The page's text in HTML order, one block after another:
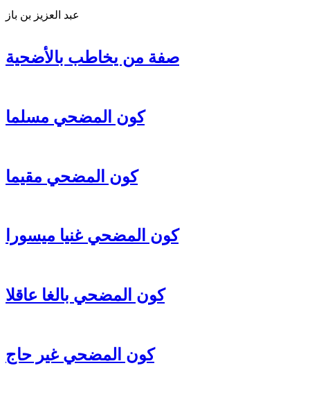
عبد العزيز بن باز
صفة من يخاطب بالأضحية
كون المضحي مسلما
كون المضحي مقيما
كون المضحي غنيا ميسورا
كون المضحي بالغا عاقلا
كون المضحي غير حاج